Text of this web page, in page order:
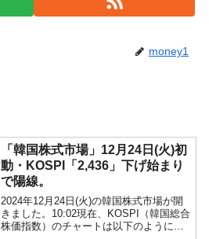
money1
「韓国株式市場」12月24日(火)初
動・KOSPI「2,436」下げ始まり
で陽線。
2024年12月24日(火)の韓国株式市場が開
きました。10:02現在、KOSPI（韓国総合
株価指数）のチャートは以下のようにな